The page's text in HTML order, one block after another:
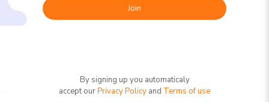
By signing up you automaticaly
accept ourPrivacy Policy and Terms of use